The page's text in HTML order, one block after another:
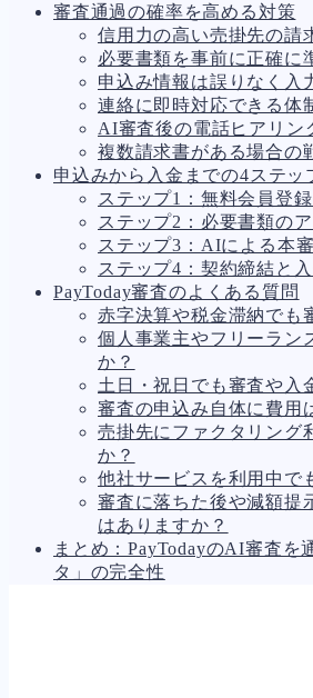
審査通過の確率を高める対策
信用力の高い売掛先の請
必要書類を事前に正確に
申込み情報は誤りなく入
連絡に即時対応できる体
AI審査後の電話ヒアリン
複数請求書がある場合の
申込みから入金までの4ステッ
ステップ1：無料会員登
ステップ2：必要書類の
ステップ3：AIによる本
ステップ4：契約締結と
PayToday審査のよくある質問
赤字決算や税金滞納でも
個人事業主やフリーラン
か？
土日・祝日でも審査や入
審査の申込み自体に費用
売掛先にファクタリング
か？
他社サービスを利用中で
審査に落ちた後や減額提
はありますか？
まとめ：PayTodayのAI審査を
タ」の完全性